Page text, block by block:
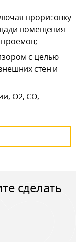
прорисовку
помещения
с целью
стен и
О2, СО,
сделать